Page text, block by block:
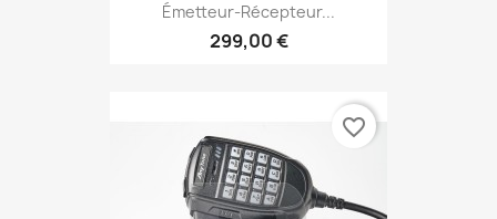
Émetteur-Récepteur...
299,00 €
favorite_border